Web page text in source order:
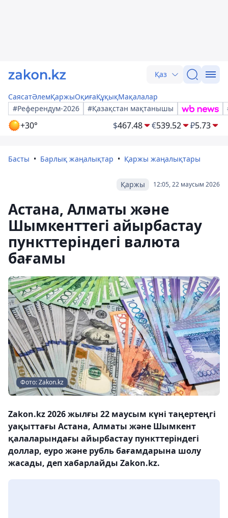
Қаз
СаясатӘлемҚаржыОқиғаҚұқықМақалалар
#Референдум-2026
#Қазақстан мақтанышы
+30° $467.48 €539.52 ₽5.73
Басты Барлық жаңалықтар Қаржы жаңалықтары
12:05, 22 маусым 2026
Қаржы
Астана, Алматы және
Шымкенттегі айырбастау
пункттеріндегі валюта
бағамы
Фото: Zakon.kz
Zakon.kz 2026 жылғы 22 маусым күні таңертеңгі
уақыттағы Астана, Алматы және Шымкент
қалаларындағы айырбастау пункттеріндегі
доллар, еуро және рубль бағамдарына шолу
жасады, деп хабарлайды Zakon.kz.